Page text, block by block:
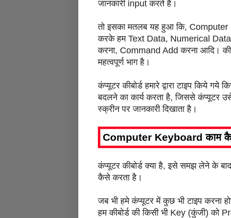
जानकारी input करते है।
तो इसका मतलब यह हुआ कि,
करके हम Text Data, Numerical
करना, Command Add करना आदि।
महत्वपूर्ण भाग है।
कंप्यूटर कीबोर्ड हमारे द्वारा टाइप किये
बदलने का कार्य करता है, जिससे कंप्यूटर
स्क्रीन पर जानकारी दिखाता है।
Computer Keyboard काम
कंप्यूटर कीबोर्ड क्या है, इसे समझ लेने के
कैसे करता है।
जब भी हमे कंप्यूटर में कुछ भी टाइप करना
हम कीबोर्ड की किसी भी Key (कुंजी) को